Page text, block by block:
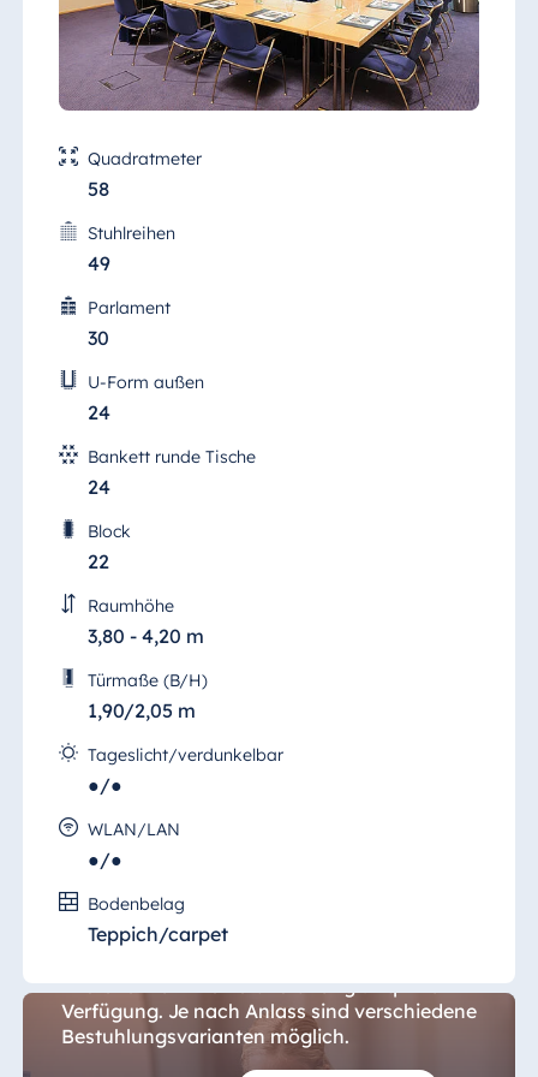
Malta
Antonine Hotel &
Spa Malta
Mauritius
Resort & Spa
Mauritius
Quadratmeter
58
Stuhlreihen
49
Parlament
30
U-Form außen
24
Bankett runde Tische
24
Block
22
Raumhöhe
3,80 - 4,20 m
Türmaße (B/H)
1,90/2,05 m
Tageslicht/verdunkelbar
●/●
WLAN/LAN
●/●
Bodenbelag
Teppich/carpet
Konferenz 7
7" stehen für Ihre Veranstaltung 51 qm zur
Verfügung. Je nach Anlass sind verschiedene
Bestuhlungsvarianten möglich.